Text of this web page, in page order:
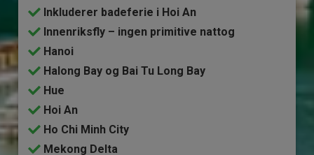
Inkluderer badeferie i Hoi An
Innenriksfly – ingen primitive nattog
Hanoi
Halong Bay og Bai Tu Long Bay
Hue
Hoi An
Ho Chi Minh City
Mekong Delta